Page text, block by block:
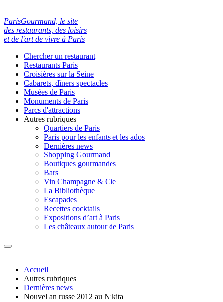
ParisGourmand, le site
des restaurants, des loisirs
et de l'art de vivre à Paris
Chercher un restaurant
Restaurants Paris
Croisières sur la Seine
Cabarets, dîners spectacles
Musées de Paris
Monuments de Paris
Parcs d'attractions
Autres rubriques
Quartiers de Paris
Paris pour les enfants et les ados
Dernières news
Shopping Gourmand
Boutiques gourmandes
Bars
Vin Champagne & Cie
La Bibliothèque
Escapades
Recettes cocktails
Expositions d’art à Paris
Les châteaux autour de Paris
Accueil
Autres rubriques
Dernières news
Nouvel an russe 2012 au Nikita